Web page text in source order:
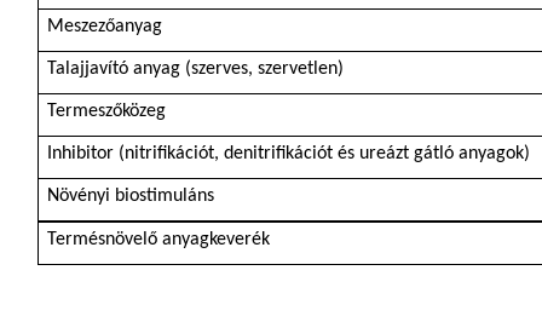
Meszezőanyag
Talajjavító anyag (szerves, szervetlen)
Termeszőközeg
Inhibitor (nitrifikációt, denitrifikációt és ureázt gátló anyagok)
Növényi biostimuláns
Termésnövelő anyagkeverék